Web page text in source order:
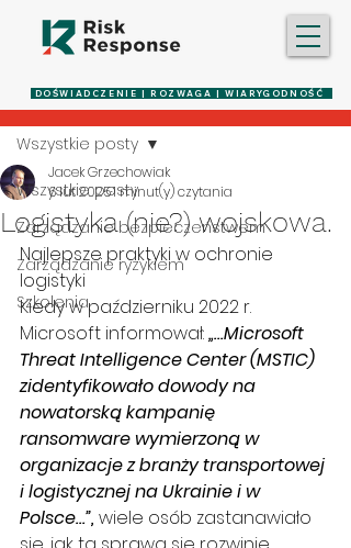
DOŚWIADCZENIE | ROZWAGA | WIARYGODNOŚĆ
Post
Wszystkie posty
Zarządzanie bezpieczeństwem
Zarządzanie ryzykiem
Szkolenia
Wszystkie posty
Logistyka (nie?) wojskowa.
Jacek Grzechowiak
6 lut 20251 minut(y) czytania
Najlepsze praktyki w ochronie
logistyki
Kiedy w październiku 2022 r.
Microsoft informował: „…Microsoft
Threat Intelligence Center (MSTIC)
zidentyfikowało dowody na
nowatorską kampanię
ransomware wymierzoną w
organizacje z branży transportowej
i logistycznej na Ukrainie i w
Polsce…”, wiele osób zastanawiało